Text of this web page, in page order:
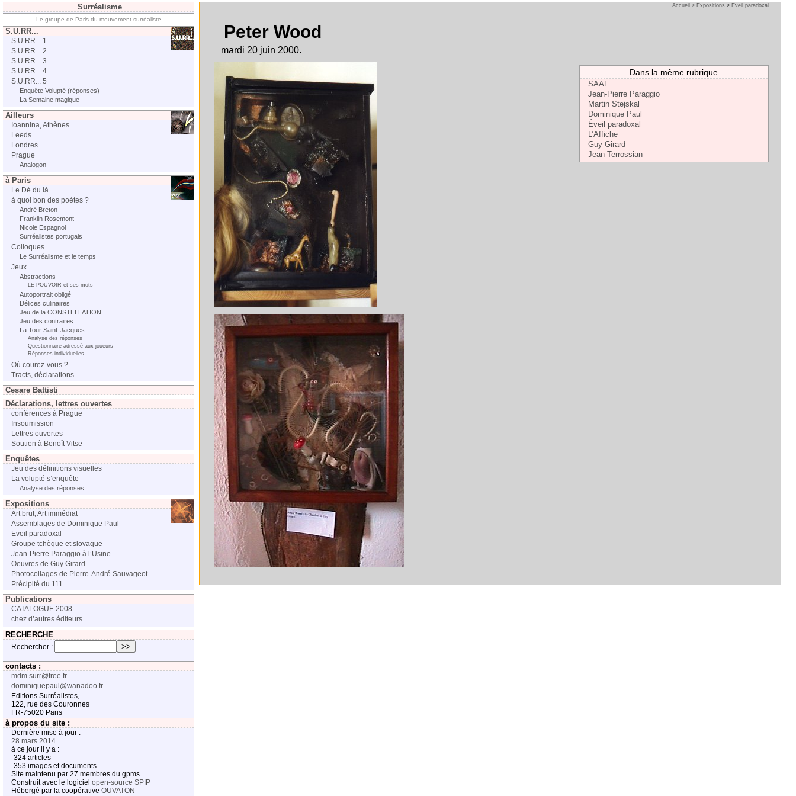
Surréalisme
Le groupe de Paris du mouvement surréaliste
S.U.RR...
S.U.RR... 1
S.U.RR... 2
S.U.RR... 3
S.U.RR... 4
S.U.RR... 5
Enquête Volupté (réponses)
La Semaine magique
Ailleurs
Ioannina, Athènes
Leeds
Londres
Prague
Analogon
à Paris
Le Dé du là
à quoi bon des poètes ?
André Breton
Franklin Rosemont
Nicole Espagnol
Surréalistes portugais
Colloques
Le Surréalisme et le temps
Jeux
Abstractions
LE POUVOIR et ses mots
Autoportrait obligé
Délices culinaires
Jeu de la CONSTELLATION
Jeu des contraires
La Tour Saint-Jacques
Analyse des réponses
Questionnaire adressé aux joueurs
Réponses individuelles
Où courez-vous ?
Tracts, déclarations
Cesare Battisti
Déclarations, lettres ouvertes
conférences à Prague
Insoumission
Lettres ouvertes
Soutien à Benoît Vitse
Enquêtes
Jeu des définitions visuelles
La volupté s’enquête
Analyse des réponses
Expositions
Art brut, Art immédiat
Assemblages de Dominique Paul
Eveil paradoxal
Groupe tchèque et slovaque
Jean-Pierre Paraggio à l’Usine
Oeuvres de Guy Girard
Photocollages de Pierre-André Sauvageot
Précipité du 111
Publications
CATALOGUE 2008
chez d’autres éditeurs
RECHERCHE
Rechercher :
contacts :
mdm.surr@free.fr
dominiquepaul@wanadoo.fr
Editions Surréalistes,
122, rue des Couronnes
FR-75020 Paris
à propos du site :
Dernière mise à jour :
28 mars 2014
à ce jour il y a :
-324 articles
-353 images et documents
Site maintenu par 27 membres du gpms
Construit avec le logiciel open-source SPIP
Hébergé par la coopérative OUVATON
Accueil > Expositions > Eveil paradoxal
Peter Wood
mardi 20 juin 2000.
Dans la même rubrique
SAAF
Jean-Pierre Paraggio
Martin Stejskal
Dominique Paul
Éveil paradoxal
L’Affiche
Guy Girard
Jean Terrossian